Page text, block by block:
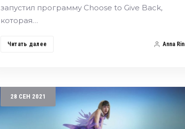
запустил программу Choose to Give Back,
которая…
Читать далее Anna
28 СЕН 2021